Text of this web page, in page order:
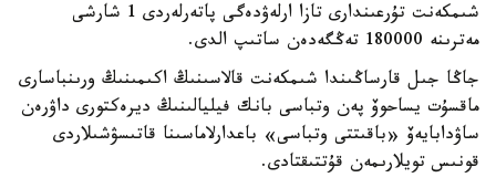
شىمكەنت تۇرعىندارى تازا ارلەۋدەگى پاتەرلەردى 1 شارشى
مەترىنە 180000 تەڭگەدەن ساتىپ الدى.
جاڭا جىل قارساڭىندا شىمكەنت قالاسىنىڭ اكىمىنىڭ ورىنباسارى
ماقسۇت يساحوۆ پەن وتباسى بانك فيليالىنىڭ ديرەكتورى داۋرەن
ساۋدابايەۆ «باقىتتى وتباسى» باعدارلاماسىنا قاتىسۋشىلاردى
قونىس تويلارىمەن قۇتتىقتادى.